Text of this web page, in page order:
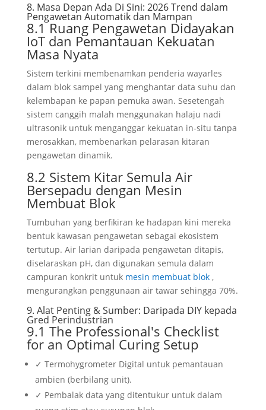
8. Masa Depan Ada Di Sini: 2026 Trend dalam
Pengawetan Automatik dan Mampan
8.1 Ruang Pengawetan Didayakan
IoT dan Pemantauan Kekuatan
Masa Nyata
Sistem terkini membenamkan penderia wayarles
dalam blok sampel yang menghantar data suhu dan
kelembapan ke papan pemuka awan. Sesetengah
sistem canggih malah menggunakan halaju nadi
ultrasonik untuk menganggar kekuatan in-situ tanpa
merosakkan, membenarkan pelarasan kitaran
pengawetan dinamik.
8.2 Sistem Kitar Semula Air
Bersepadu dengan Mesin
Membuat Blok
Tumbuhan yang berfikiran ke hadapan kini mereka
bentuk kawasan pengawetan sebagai ekosistem
tertutup. Air larian daripada pengawetan ditapis,
diselaraskan pH, dan digunakan semula dalam
campuran konkrit untuk mesin membuat blok ,
mengurangkan penggunaan air tawar sehingga 70%.
9. Alat Penting & Sumber: Daripada DIY kepada
Gred Perindustrian
9.1 The Professional's Checklist
for an Optimal Curing Setup
✓ Termohygrometer Digital untuk pemantauan
ambien (berbilang unit).
✓ Pembalak data yang ditentukur untuk dalam